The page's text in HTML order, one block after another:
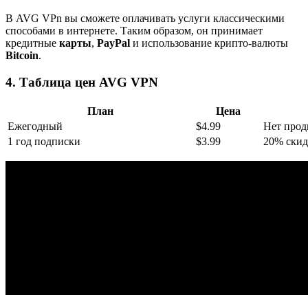
В AVG VPn вы сможете оплачивать услуги классическими
способами в интернете. Таким образом, он принимает
кредитные карты, PayPal и использование крипто-валюты
Bitcoin.
4. Таблица цен AVG VPN
План
Цена
Ежегодный
$4.99
Нет
1 год подписки
$3.99 20%